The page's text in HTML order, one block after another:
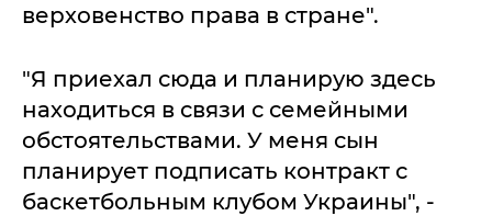
верховенство права в стране".
"Я приехал сюда и планирую здесь
находиться в связи с семейными
обстоятельствами. У меня сын
планирует подписать контракт с
баскетбольным клубом Украины", -